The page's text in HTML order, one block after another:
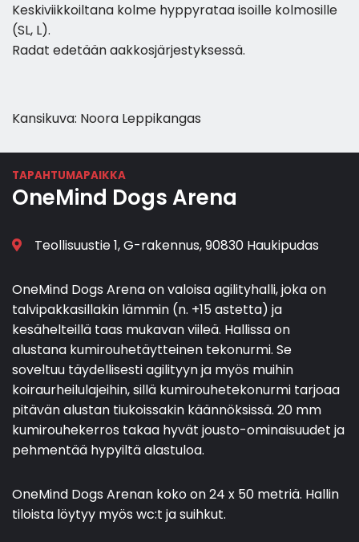
Keskiviikkoiltana kolme hyppyrataa isoille kolmosille
(SL, L).
Radat edetään aakkosjärjestyksessä.
Kansikuva: Noora Leppikangas
TAPAHTUMAPAIKKA
OneMind Dogs Arena
Teollisuustie 1, G-rakennus, 90830 Haukipudas
OneMind Dogs Arena on valoisa agilityhalli, joka on
talvipakkasillakin lämmin (n. +15 astetta) ja
kesähelteillä taas mukavan viileä. Hallissa on
alustana kumirouhetäytteinen tekonurmi. Se
soveltuu täydellisesti agilityyn ja myös muihin
koiraurheilulajeihin, sillä kumirouhetekonurmi tarjoaa
pitävän alustan tiukoissakin käännöksissä. 20 mm
kumirouhekerros takaa hyvät jousto-ominaisuudet ja
pehmentää hypyiltä alastuloa.
OneMind Dogs Arenan koko on 24 x 50 metriä. Hallin
tiloista löytyy myös wc:t ja suihkut.